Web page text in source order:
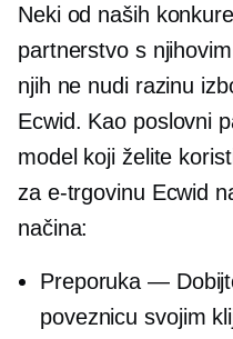
Neki od naših
partnerstvo s
njih ne nudi razinu
Ecwid. Kao poslovni
model koji želite
za e-trgovinu Ecwid
načina:
Preporuka —
poveznicu svojim